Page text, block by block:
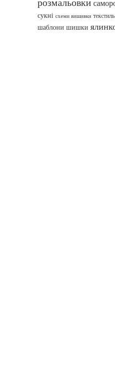
сукні схеми вишивки текстиль
шаблони шишки